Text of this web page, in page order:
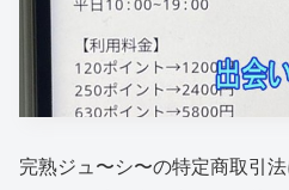
完熟ジュ〜シ〜の特定商取引